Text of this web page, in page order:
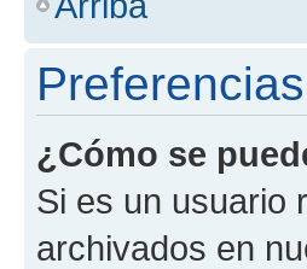
¿Cómo se
Si es un usuario
archivados en